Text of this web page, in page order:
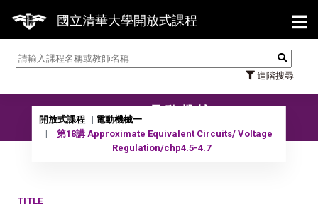
國立清華大學開放式課程
進階搜尋
【7/31】114學年度第
10302 電動機械一
開放式課程
電動機械一
第18講 Approximate Equivalent Circuits/ Voltage
Regulation/chp4.5-4.7
TITLE